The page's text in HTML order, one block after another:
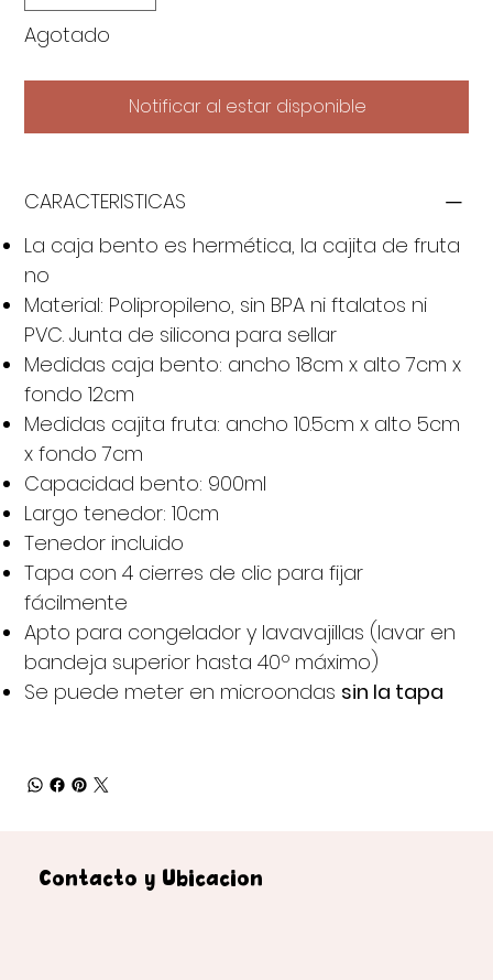
Agotado
Notificar al estar disponible
CARACTERISTICAS
La caja bento es hermética, la cajita de fruta
no
Material: Polipropileno, sin BPA ni ftalatos ni
PVC. Junta de silicona para sellar
Medidas caja bento: ancho 18cm x alto 7cm x
fondo 12cm
Medidas cajita fruta: ancho 10.5cm x alto 5cm
x fondo 7cm
Capacidad bento: 900ml
Largo tenedor: 10cm
Tenedor incluido
Tapa con 4 cierres de clic para fijar
fácilmente
Apto para congelador y lavavajillas (lavar en
bandeja superior hasta 40º máximo)
Se puede meter en microondas sin la tapa
Contacto y Ubicación